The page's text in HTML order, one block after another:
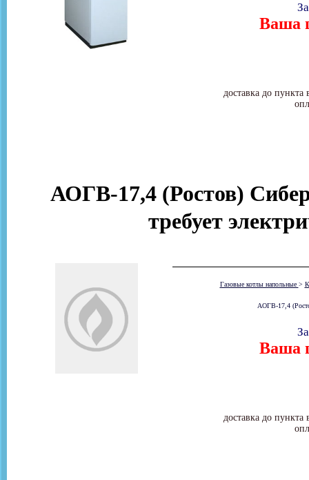
Ваша
доставка до
АОГВ-17,4 (Ростов)
требует
Газовые котлы напольные >
АОГВ-17,4
Ваша
доставка до